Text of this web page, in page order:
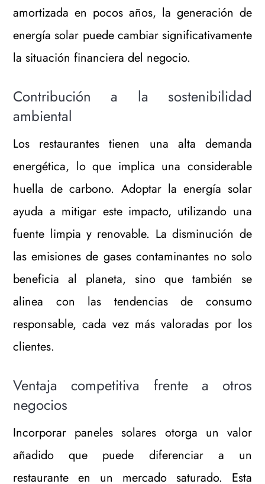
amortizada en pocos años, la generación de
energía solar puede cambiar significativamente
la situación financiera del negocio.
Contribución a la sostenibilidad
ambiental
Los restaurantes tienen una alta demanda
energética, lo que implica una considerable
huella de carbono. Adoptar la energía solar
ayuda a mitigar este impacto, utilizando una
fuente limpia y renovable. La disminución de
las emisiones de gases contaminantes no solo
beneficia al planeta, sino que también se
alinea con las tendencias de consumo
responsable, cada vez más valoradas por los
clientes.
Ventaja competitiva frente a otros
negocios
Incorporar paneles solares otorga un valor
añadido que puede diferenciar a un
restaurante en un mercado saturado. Esta